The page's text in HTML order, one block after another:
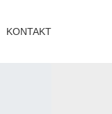
KONTAKT